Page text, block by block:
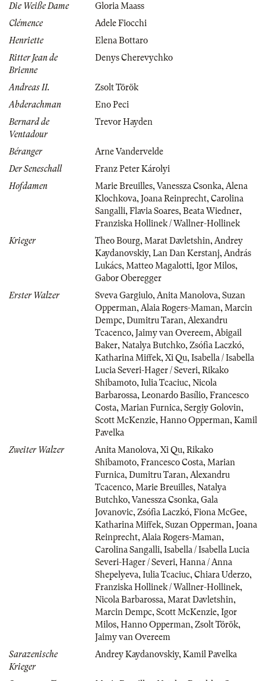
Die Weiße Dame
Gloria Maass
Clémence
Adele Fiocchi
Henriette
Elena Bottaro
Ritter Jean de
Brienne
Denys Cherevychko
Andreas II.
Zsolt Török
Abderachman
Eno Peci
Bernard de
Ventadour
Trevor Hayden
Béranger
Arne Vandervelde
Der Seneschall
Franz Peter Károlyi
Hofdamen
Marie Breuilles, Vanessza Csonka, Alena
Klochkova, Joana Reinprecht, Carolina
Sangalli, Flavia Soares, Beata Wiedner,
Franziska Hollinek / Wallner-Hollinek
Krieger
Theo Bourg, Marat Davletshin, Andrey
Kaydanovskiy, Lan Dan Kerstanj, András
Lukács, Matteo Magalotti, Igor Milos,
Gabor Oberegger
Erster Walzer
Sveva Gargiulo, Anita Manolova, Suzan
Opperman, Alaia Rogers-Maman, Marcin
Dempc, Dumitru Taran, Alexandru
Tcacenco, Jaimy van Overeem, Abigail
Baker, Natalya Butchko, Zsófia Laczkó,
Katharina Miffek, Xi Qu, Isabella / Isabella
Lucia Severi-Hager / Severi, Rikako
Shibamoto, Iulia Tcaciuc, Nicola
Barbarossa, Leonardo Basílio, Francesco
Costa, Marian Furnica, Sergiy Golovin,
Scott McKenzie, Hanno Opperman, Kamil
Pavelka
Zweiter Walzer
Anita Manolova, Xi Qu, Rikako
Shibamoto, Francesco Costa, Marian
Furnica, Dumitru Taran, Alexandru
Tcacenco, Marie Breuilles, Natalya
Butchko, Vanessza Csonka, Gala
Jovanovic, Zsófia Laczkó, Fiona McGee,
Katharina Miffek, Suzan Opperman, Joana
Reinprecht, Alaia Rogers-Maman,
Carolina Sangalli, Isabella / Isabella Lucia
Severi-Hager / Severi, Hanna / Anna
Shepelyeva, Iulia Tcaciuc, Chiara Uderzo,
Franziska Hollinek / Wallner-Hollinek,
Nicola Barbarossa, Marat Davletshin,
Marcin Dempc, Scott McKenzie, Igor
Milos, Hanno Opperman, Zsolt Török,
Jaimy van Overeem
Sarazenische
Krieger
Andrey Kaydanovskiy, Kamil Pavelka